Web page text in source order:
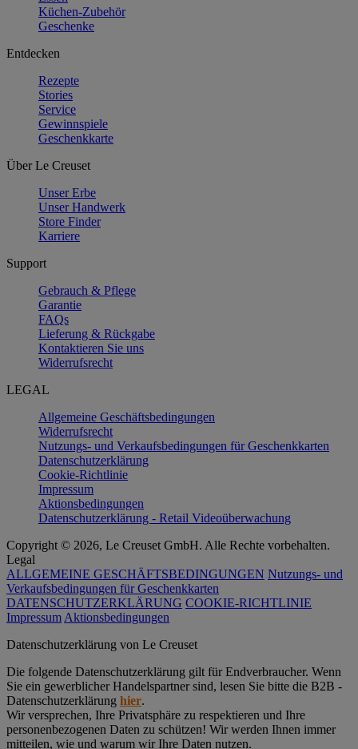
Küchen-Zubehör
Geschenke
Entdecken
Rezepte
Stories
Service
Gewinnspiele
Geschenkkarte
Über Le Creuset
Unser Erbe
Unser Handwerk
Store Finder
Karriere
Support
Gebrauch & Pflege
Garantie
FAQs
Lieferung & Rückgabe
Kontaktieren Sie uns
Widerrufsrecht
LEGAL
Allgemeine Geschäftsbedingungen
Widerrufsrecht
Nutzungs- und Verkaufsbedingungen für Geschenkkarten
Datenschutzerklärung
Cookie-Richtlinie
Impressum
Aktionsbedingungen
Datenschutzerklärung - Retail Videoüberwachung
Copyright © 2026, Le Creuset GmbH. Alle Rechte vorbehalten.
Legal
ALLGEMEINE GESCHÄFTSBEDINGUNGEN Nutzungs- und
Verkaufsbedingungen für Geschenkkarten
DATENSCHUTZERKLÄRUNG COOKIE-RICHTLINIE
Impressum Aktionsbedingungen
Datenschutz­erklärung von Le Creuset
Die folgende Datenschutzerklärung gilt für Endverbraucher. Wenn
Sie ein gewerblicher Handelspartner sind, lesen Sie bitte die B2B -
Datenschutzerklärung hier.
Wir versprechen, Ihre Privatsphäre zu respektieren und Ihre
personenbezogenen Daten zu schützen! Wir werden Ihnen immer
mitteilen, wie und warum wir Ihre Daten nutzen.